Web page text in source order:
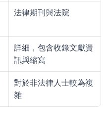
法律期刊與法院
詳細，包含收錄文獻資
訊與縮寫
對於非法律人士較為複
雜